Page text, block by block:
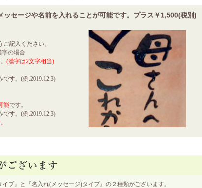
ッセージや名前を入れることが可能です。プラス￥1,500(税別)
ご記入ください。
字の場合
(漢字は2文字相当)
。
。(例:2019.12.3)
能です。
。(例:2019.12.3)
プ』と『名入れ(メッセージ)タイプ』の２種類がございます。